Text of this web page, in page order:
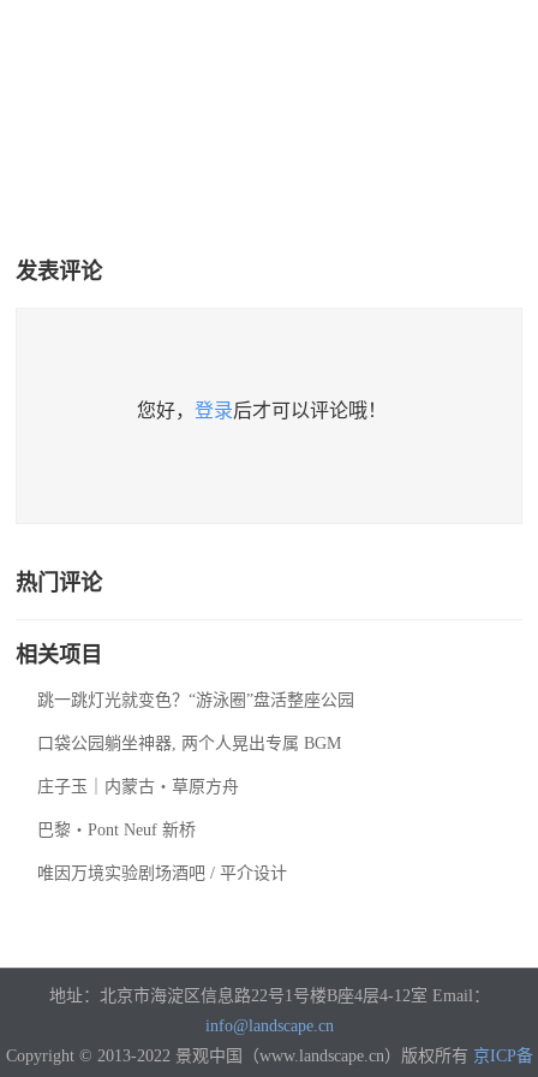
发表评论
您好， 登录后才可以评论哦！
热门评论
相关项目
跳一跳灯光就变色？“游泳圈”盘活整座公园
口袋公园躺坐神器, 两个人晃出专属 BGM
庄子玉｜内蒙古・草原方舟
巴黎・Pont Neuf 新桥
唯因万境实验剧场酒吧 / 平介设计
地址：北京市海淀区信息路22号1号楼B座4层4-12室 Email：
info@landscape.cn
Copyright © 2013-2022 景观中国（www.landscape.cn）版权所有 京ICP备